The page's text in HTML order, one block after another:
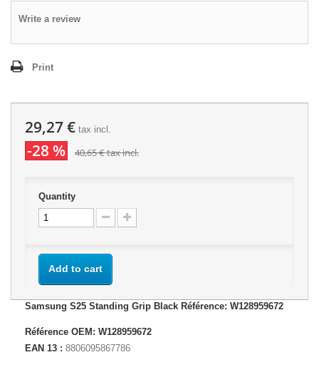
Write a review
Print
29,27 € tax incl.
-28 % 40,65 €tax incl.
Quantity
Add to cart
Samsung S25 Standing Grip Black Référence: W128959672
Référence OEM: W128959672
EAN 13 : 8806095867786